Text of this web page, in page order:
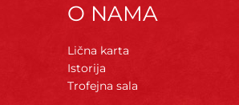
O NAMA
Lična karta
Istorija
Trofejna sala